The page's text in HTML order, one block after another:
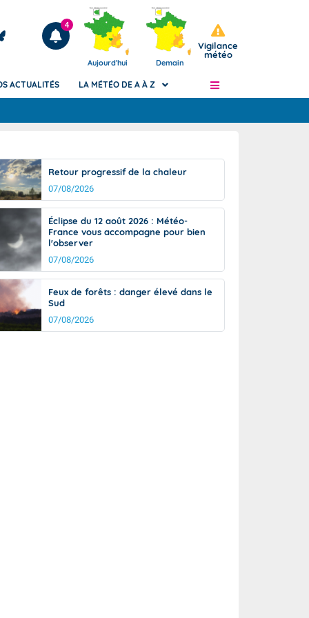
Articles
4
Aujourd'hui Demain
Vigilance
météo
de
Phénomènes dangereux de J+2 à J+7
Avertissement pluies intenses à l'échelle
des communes (Apic)
Bulletins Marine
Bulletins d'estimation du risque
d'avalanche
Météo des forêts
Vigicrues
ACTUALITÉS LA MÉTÉO DE A À Z
Retour progressif de la chaleur
07/08/2026
Éclipse du 12 août 2026 : Météo-
France vous accompagne pour bien
l'observer
07/08/2026
Feux de forêts : danger élevé dans le
Sud
07/08/2026